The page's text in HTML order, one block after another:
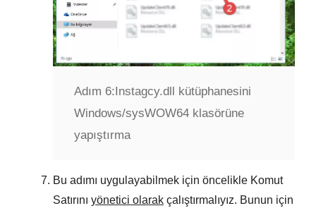
Adım 6: Instagcy.dll kütüphanesini
Windows/sysWOW64 klasörüne
yapıştırma
Bu adımı uygulayabilmek için öncelikle Komut
Satırını yönetici olarak çalıştırmalıyız. Bunun için